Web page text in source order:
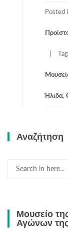
Posted
Ήλιδα,
Αναζήτηση
Search
Μουσείο
Αγώνων της